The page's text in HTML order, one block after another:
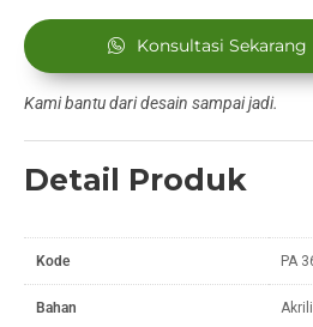
Konsultasi Sekarang
Kami bantu dari desain sampai jadi.
Detail Produk
Kode PA
Bahan